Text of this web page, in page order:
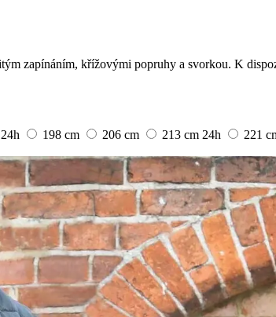
zapínáním, křížovými popruhy a svorkou. K
24h 198 cm 206 cm 213 cm 24h 221